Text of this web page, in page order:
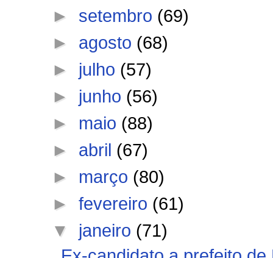
► setembro (69)
► agosto (68)
► julho (57)
► junho (56)
► maio (88)
► abril (67)
► março (80)
►fevereiro (61)
▼ janeiro (71)